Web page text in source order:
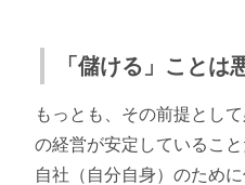
「儲ける」ことは
もっとも、その前提とし
の経営が安定しているこ
自社（自分自身）のため